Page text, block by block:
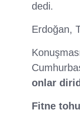
dedi.
Erdoğan,
onlar
Fitne